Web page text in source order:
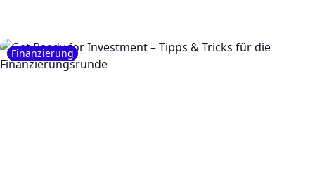
Finanzierung